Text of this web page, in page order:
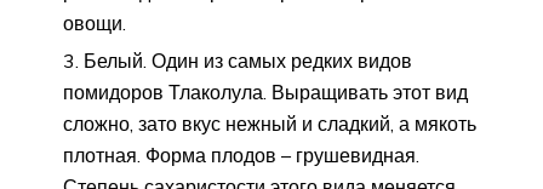
овощи.
Белый. Один из самых редких видов
помидоров Тлаколула. Выращивать этот вид
сложно, зато вкус нежный и сладкий, а мякоть
плотная. Форма плодов – грушевидная.